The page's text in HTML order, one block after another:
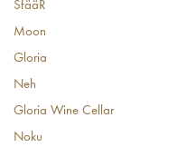
SfääR
Moon
Gloria
Neh
Gloria Wine Cellar
Noku